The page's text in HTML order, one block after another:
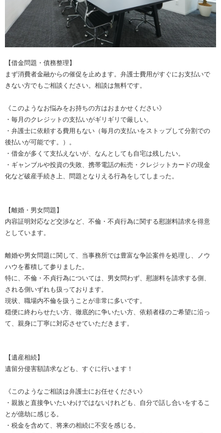
【借金問題・債務整理】
まず消費者金融からの催促を止めます。弁護士費用がすぐにお支払いで
きない方でもご相談ください。相談は無料です。
《このようなお悩みをお持ちの方はおまかせください》
・毎月のクレジットの支払いがギリギリで厳しい。
・弁護士に依頼する費用もない（毎月の支払いをストップして分割での
後払いが可能です。）。
・借金が多くて支払えないが、なんとしても自宅は残したい。
・ギャンブルや投資の失敗、携帯電話の転売・クレジットカードの現金
化など破産手続き上、問題となりえる行為をしてしまった。
【離婚・男女問題】
内容証明対応など交渉など、不倫・不貞行為に関する慰謝料請求を得意
としています。
離婚や男女問題に関して、当事務所では豊富な争訟案件を処理し、ノウ
ハウを蓄積して参りました。
特に、不倫・不貞行為については、男女問わず、慰謝料を請求する側、
される側いずれも扱っております。
現状、職場内不倫を扱うことが非常に多いです。
穏便に終わらせたい方、徹底的に争いたい方、依頼者様のご希望に沿っ
て、親身に丁寧に対応させていただきます。
【遺産相続】
遺留分侵害額請求なども、すぐに行います！
《このようなご相談は弁護士にお任せください》
・親族と直接争いたいわけではないけれども、自分で話し合いをするこ
とが億劫に感じる。
・税金を含めて、将来の相続に不安を感じる。